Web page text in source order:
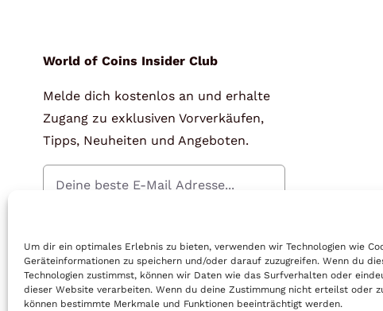
Um dir ein optimales Erlebnis zu bieten, verwenden wir Technologien wie
Geräteinformationen zu speichern und/oder darauf zuzugreifen. Wenn du
Technologien zustimmst, können wir Daten wie das Surfverhalten oder
dieser Website verarbeiten. Wenn du deine Zustimmung nicht erteilst oder
können bestimmte Merkmale und Funktionen beeinträchtigt werden.
World of Coins Insider Club
Melde dich kostenlos an und erhalte
Zugang zu exklusiven Vorverkäufen,
Tipps, Neuheiten und Angeboten.